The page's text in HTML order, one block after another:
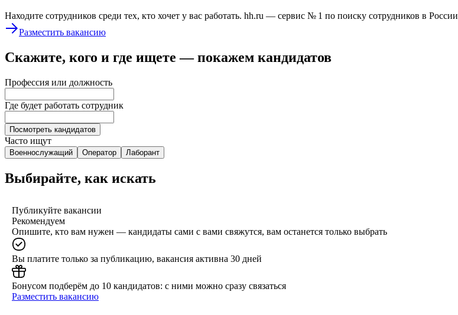
Находите сотрудников среди тех, кто хочет у вас работать. hh.ru — сервис № 1 по поиску сотрудников в России
Разместить вакансию
Скажите, кого и где ищете — покажем кандидатов
Профессия или должность
Где будет работать сотрудник
Посмотреть кандидатов
Часто ищут
Военнослужащий Оператор Лаборант
Выбирайте, как искать
Публикуйте вакансии
Рекомендуем
Опишите, кто вам нужен — кандидаты сами с вами свяжутся, вам останется только выбрать
Вы платите только за публикацию, вакансия активна 30 дней
Бонусом подберём до 10 кандидатов: с ними можно сразу связаться
Разместить вакансию